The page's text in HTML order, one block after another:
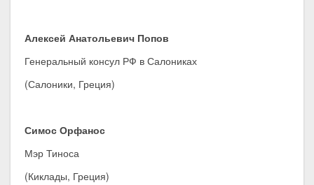
Алексей Анатольевич Попов
Генеральный консул РФ в Салониках
(Салоники, Греция)
Симос Орфанос
Мэр Тиноса
(Киклады, Греция)